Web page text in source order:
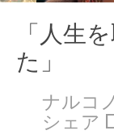
「人生
た」
ナルコ
シェア